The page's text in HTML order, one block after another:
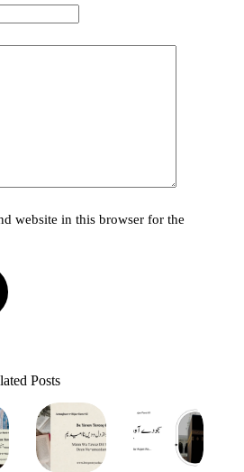
website in this browser for the
Posts